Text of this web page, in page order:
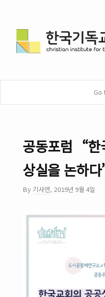
공동포럼 “
상실을 논하다
By 기사연, 2019년 9월 4일